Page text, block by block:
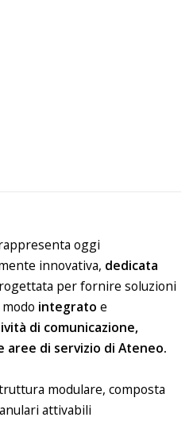
oggi
innovativa, dedicata
per fornire soluzioni
integrato e
di comunicazione,
aree di servizio di Ateneo.
modulare, composta
attivabili